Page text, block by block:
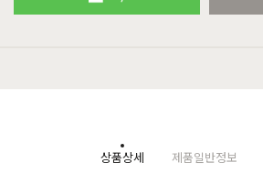
상품상세 제품일반정보